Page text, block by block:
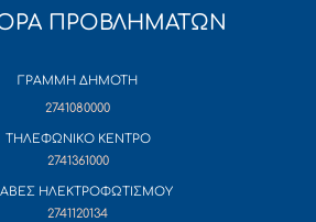
ΠΡΟΒΛΗΜΑΤΩΝ
ΓΡΑΜΜΗ ΔΗΜΟΤΗ
2741080000
ΤΗΛΕΦΩΝΙΚΟ ΚΕΝΤΡΟ
2741361000
ΗΛΕΚΤΡΟΦΩΤΙΣΜΟΥ
2741120134